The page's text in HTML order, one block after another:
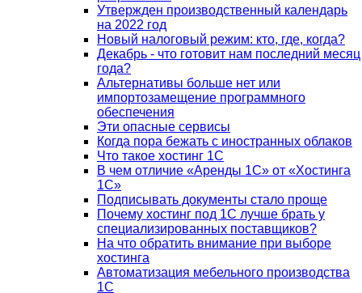
Утвержден производственный календарь
на 2022 год
Новый налоговый режим: кто, где, когда?
Декабрь - что готовит нам последний месяц
года?
Альтернативы больше нет или
импортозамещение программного
обеспечения
Эти опасные сервисы
Когда пора бежать с иностранных облаков
Что такое хостинг 1С
В чем отличие «Аренды 1С» от «Хостинга
1С»
Подписывать документы стало проще
Почему хостинг под 1С лучше брать у
специализированных поставщиков?
На что обратить внимание при выборе
хостинга
Автоматизация мебельного производства
1С